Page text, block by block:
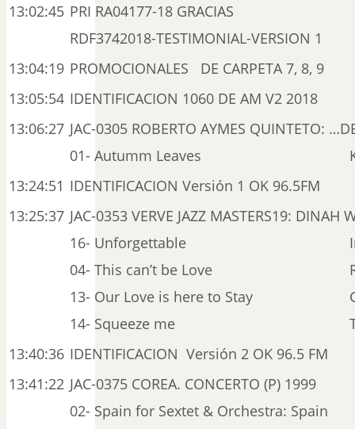
13:02:45 PRI RA04177-18 GRACIAS
RDF3742018-TESTIMONIAL-VERSION 1
13:04:19 PROMOCIONALES DE CARPETA 7, 8, 9
13:05:54 IDENTIFICACION 1060 DE AM V2 2018
13:06:27 JAC-0305 ROBERTO AYMES QUINTETO:
01- Autumm Leaves
13:24:51 IDENTIFICACION Versión 1 OK 96.5FM
13:25:37 JAC-0353 VERVE JAZZ MASTERS19: DINAH
16- Unforgettable
04- This can’t be Love
13- Our Love is here to Stay
14- Squeeze me
13:40:36 IDENTIFICACION Versión 2 OK 96.5 FM
13:41:22 JAC-0375 COREA. CONCERTO (P) 1999
02- Spain for Sextet & Orchestra: Spain